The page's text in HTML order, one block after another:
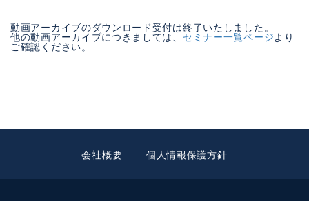
動画アーカイブのダウンロード受付は終了いたしました。
他の動画アーカイブにつきましては、セミナー一覧ページより
ご確認ください。
会社概要 個人情報保護方針